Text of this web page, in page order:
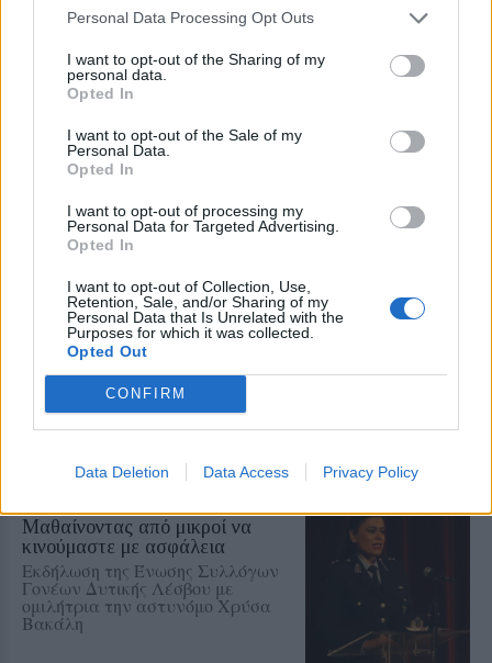
Personal Data Processing Opt Outs
I want to opt-out of the Sharing of my
personal data.
Opted In
I want to opt-out of the Sale of my
Personal Data.
Opted In
I want to opt-out of processing my
Personal Data for Targeted Advertising.
Opted In
I want to opt-out of Collection, Use,
Retention, Sale, and/or Sharing of my
Personal Data that Is Unrelated with the
Purposes for which it was collected.
Opted Out
CONFIRM
Data Deletion Data Access Privacy Policy
ΕΚΠΑΙΔΕΥΣΗ
Εκπαιδευτικοί του Πρότυπου
Erasmus+ στην Κρακοβία
Επιμόρφωση σε σύγχρονες
παιδαγωγικές μεθόδους,
και πρακτικές συμπεριληπτικής
εκπαίδευσης
ΔΡΑΣΕΙΣ
Η Λέσβος στη Διεθνή
Κατασκήνωση Νέων των
Παγκόσμιων Γεωπάρκων
UNESCO
Μαθητές του Πρότυπου ΓΕΛ
Μυτιλήνης παρουσίασαν το
Απολιθωμένο Δάσος και τη
συμβολή του στη μελέτη της
Μαθαίνοντας από μικροί να
κινούμαστε με ασφάλεια
Εκδήλωση της Ένωσης Συλλόγων
Γονέων Δυτικής Λέσβου με
ομιλήτρια την αστυνόμο Χρύσα
Βακάλη